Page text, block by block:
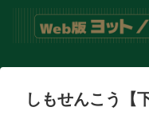
しもせんこう【